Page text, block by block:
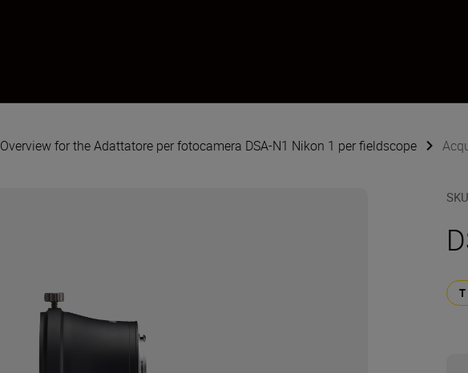
Overview for the Adattatore per fotocamera DSA-N1 Nikon 1 per fieldscope